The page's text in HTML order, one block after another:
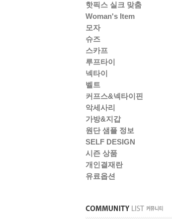
핫픽스 실크 맞춤
Woman's Item
모자
슈즈
스카프
루프타이
넥타이
벨트
커프스&넥타이핀
악세사리
가방&지갑
원단 샘플 정보
SELF DESIGN
시즌 상품
개인결재란
유료옵션